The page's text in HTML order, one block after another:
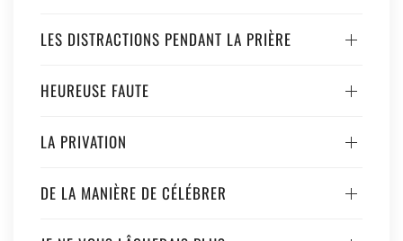
LES DISTRACTIONS PENDANT LA PRIÈRE
HEUREUSE FAUTE
LA PRIVATION
DE LA MANIÈRE DE CÉLÉBRER